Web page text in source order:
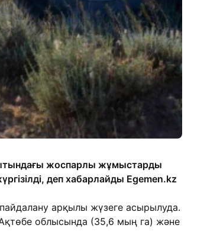
жоспарлы жұмыстарды
деп хабарлайды Egemen.kz
арқылы жүзеге асырылуда.
облысында (35,6 мың га) және